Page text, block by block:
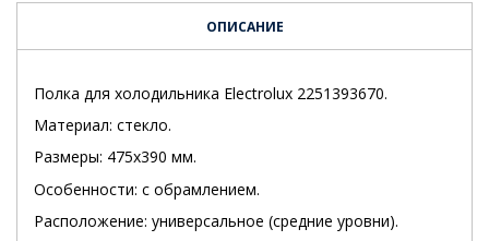
ОПИСАНИЕ
Полка для холодильника Electrolux 2251393670.
Материал: стекло.
Размеры: 475x390 мм.
Особенности: с обрамлением.
Расположение: универсальное (средние уровни).